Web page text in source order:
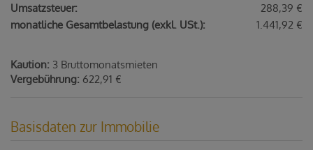
Umsatzsteuer:
288,39 €
monatliche Gesamtbelastung (exkl. USt.):
1.441,92 €
Kaution: 3 Bruttomonatsmieten
Vergebührung: 622,91 €
Basisdaten zur Immobilie